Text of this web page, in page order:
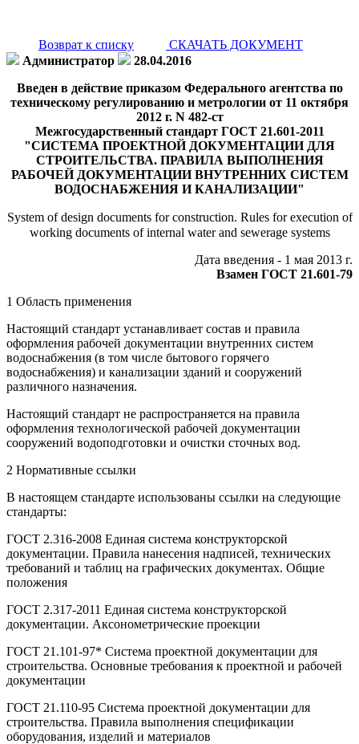
Возврат к списку
СКАЧАТЬ ДОКУМЕНТ
Администратор
28.04.2016
Введен в действие приказом Федерального агентства по
техническому регулированию и метрологии от 11 октября
2012 г. N 482-ст
Межгосударственный стандарт ГОСТ 21.601-2011
"СИСТЕМА ПРОЕКТНОЙ ДОКУМЕНТАЦИИ ДЛЯ
СТРОИТЕЛЬСТВА. ПРАВИЛА ВЫПОЛНЕНИЯ
РАБОЧЕЙ ДОКУМЕНТАЦИИ ВНУТРЕННИХ СИСТЕМ
ВОДОСНАБЖЕНИЯ И КАНАЛИЗАЦИИ"
System of design documents for construction. Rules for execution of
working documents of internal water and sewerage systems
Дата введения - 1 мая 2013 г.
Взамен ГОСТ 21.601-79
1 Область применения
Настоящий стандарт устанавливает состав и правила
оформления рабочей документации внутренних систем
водоснабжения (в том числе бытового горячего
водоснабжения) и канализации зданий и сооружений
различного назначения.
Настоящий стандарт не распространяется на правила
оформления технологической рабочей документации
сооружений водоподготовки и очистки сточных вод.
2 Нормативные ссылки
В настоящем стандарте использованы ссылки на следующие
стандарты:
ГОСТ 2.316-2008 Единая система конструкторской
документации. Правила нанесения надписей, технических
требований и таблиц на графических документах. Общие
положения
ГОСТ 2.317-2011 Единая система конструкторской
документации. Аксонометрические проекции
ГОСТ 21.101-97* Система проектной документации для
строительства. Основные требования к проектной и рабочей
документации
ГОСТ 21.110-95 Система проектной документации для
строительства. Правила выполнения спецификации
оборудования, изделий и материалов